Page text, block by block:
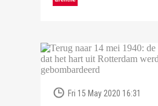
Fri 15 May 2020 16:31